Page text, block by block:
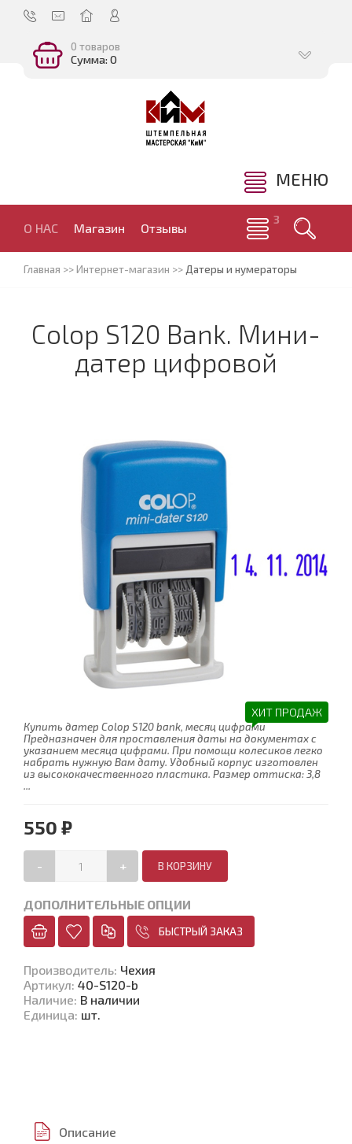
0 товаров
Сумма: 0
МЕНЮ
О НАС Магазин Отзывы
Главная >>Интернет-магазин >> Датеры и нумераторы
Colop S120 Bank. Мини-
датер цифровой
ХИТ ПРОДАЖ
Купить датер Colop S120 bank, месяц цифрами
Предназначен для проставления даты на документах с
указанием месяца цифрами. При помощи колесиков легко
набрать нужную Вам дату. Удобный корпус изготовлен
из высококачественного пластика. Размер оттиска: 3,8
...
550 ₽
- +
ДОПОЛНИТЕЛЬНЫЕ ОПЦИИ
БЫСТРЫЙ ЗАКАЗ
Производитель: Чехия
Артикул: 40-S120-b
Наличие: В наличии
Единица: шт.
Описание